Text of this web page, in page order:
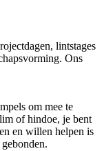
lintstages
Ons
om mee te
of hindoe, je bent
en willen helpen is